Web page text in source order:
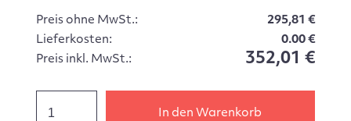
Preis ohne MwSt.:
295,81 €
Lieferkosten:
0.00 €
Preis inkl. MwSt.:
352,01 €
In den Warenkorb